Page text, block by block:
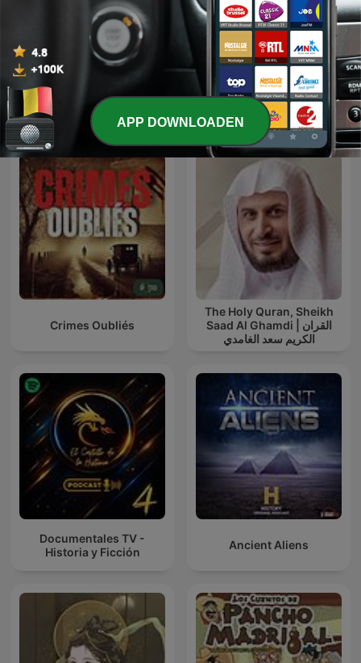
Tout un monde ‐ RTS
Première
Les Enquêtes de Sherlock
Holmes
Internationale Geschiedenis-podcasts
Crimes Oubliés
The Holy Quran, Sheikh
Saad Al Ghamdi | القران
الكريم سعد الغامدي
Documentales TV -
Historia y Ficción
Ancient Aliens
APP DOWNLOADEN